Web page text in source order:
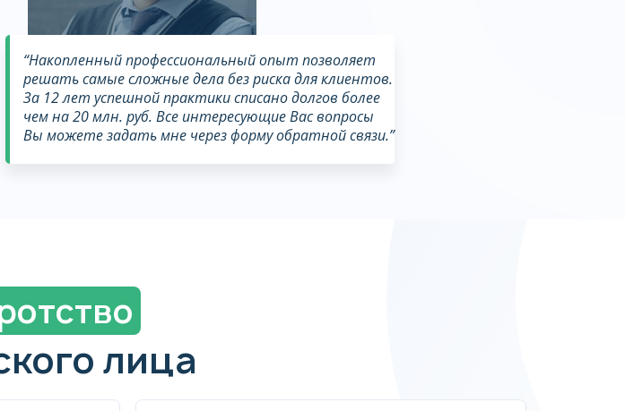
“Накопленный профессиональный опыт позволяет
решать самые сложные дела без риска для клиентов.
За 12 лет успешной практики списано долгов более
чем на 20 млн. руб. Все интересующие Вас вопросы
Вы можете задать мне через форму обратной связи.”
лица